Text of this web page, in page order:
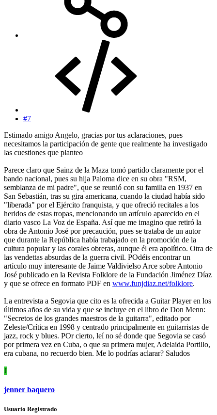
#7
Estimado amigo Angelo, gracias por tus aclaraciones, pues
necesitamos la participación de gente que realmente ha investigado
las cuestiones que planteo
Parece claro que Sainz de la Maza tomó partido claramente por el
bando nacional, pues su hija Paloma dice en su obra "RSM,
semblanza de mi padre", que se reunió con su familia en 1937 en
San Sebastián, tras su gira americana, cuando la ciudad había sido
"liberada" por el Ejército franquista, y que ofreció recitales a los
heridos de estas tropas, mencionando un artículo aparecido en el
diario vasco La Voz de España. Así que me imagino que retiró la
obra de Antonio José por precaución, pues se trataba de un autor
que durante la República había trabajado en la promoción de la
cultura popular y las corales obreras, aunque él era apolítico. Otra de
las vendettas absurdas de la guerra civil. POdéis encontrar un
artículo muy interesante de Jaime Valdivielso Arce sobre Antonio
José publicado en la Revista Folklore de la Fundación Jiménez Díaz
y que se ofrece en formato PDF en www.funjdiaz.net/folklore.
La entrevista a Segovia que cito es la ofrecida a Guitar Player en los
últimos años de su vida y que se incluye en el libro de Don Menn:
"Secretos de los grandes maestros de la guitarra", editado por
Zeleste/Crítica en 1998 y centrado principalmente en guitarristas de
jazz, rock y blues. POr cierto, leí no sé donde que Segovia se casó
por primera vez en Cuba, o que su primera mujer, Adelaida Portillo,
era cubana, no recuerdo bien. Me lo podrías aclarar? Saludos
J
jenner baquero
Usuario Registrado